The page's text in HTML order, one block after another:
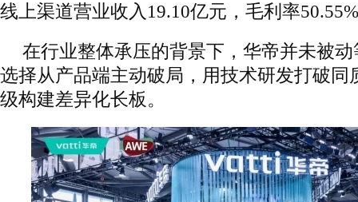
线上渠道营业收入19.10亿元，毛利率
在行业整体承压的背景下，华帝并未被
选择从产品端主动破局，用技术研发打破同
级构建差异化长板。